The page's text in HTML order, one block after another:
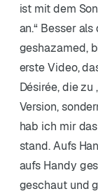
ist mit dem
an.“ Besser
geshazamed,
erste Video,
Désirée, die
Version,
hab ich mir
stand. Aufs
aufs Handy
geschaut und